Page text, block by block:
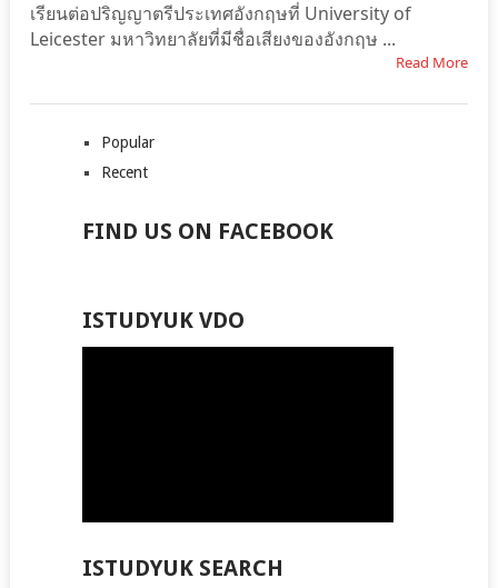
เรียนต่อปริญญาตรีประเทศอังกฤษที่ University of
Leicester มหาวิทยาลัยที่มีชื่อเสียงของอังกฤษ ...
Read More
Popular
Recent
FIND US ON FACEBOOK
ISTUDYUK VDO
ISTUDYUK SEARCH